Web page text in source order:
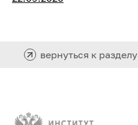
вернуться к разделу